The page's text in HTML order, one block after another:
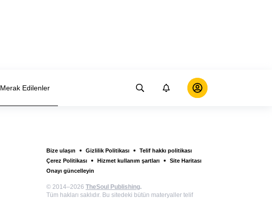
Merak Edilenler
Bize ulaşın Gizlilik Politikası
Telif hakkı politikası
Çerez Politikası
Hizmet kullanım şartları
Site Haritası
Onayı güncelleyin
© 2014–2026 TheSoul Publishing.
Tüm hakları saklıdır. Bu sitedeki bütün materyaller telif